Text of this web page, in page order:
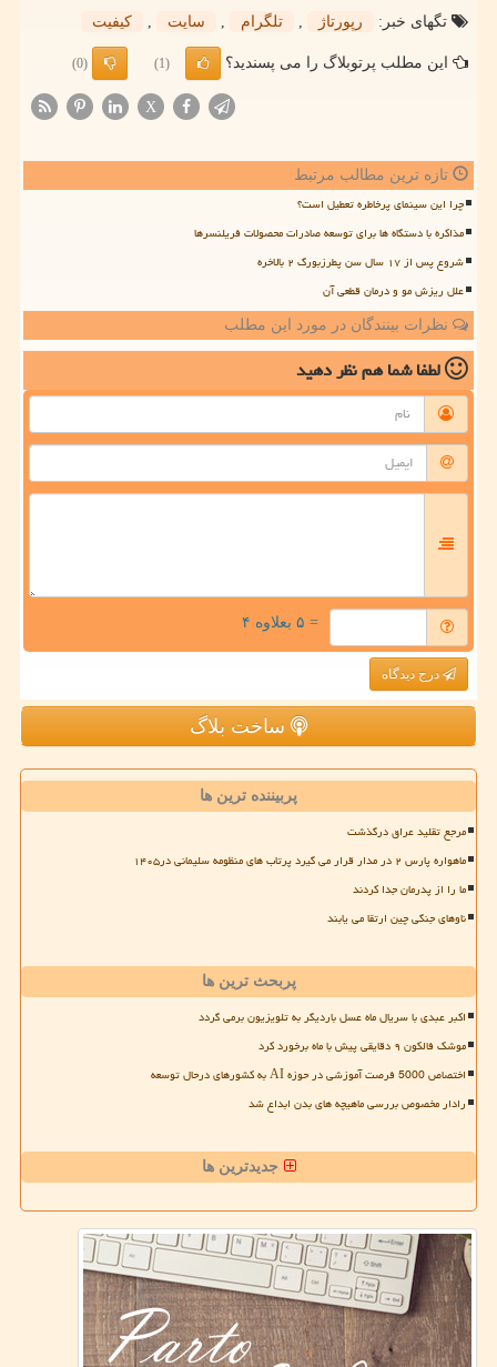
تگهای خبر:
رپورتاژ تلگرام سایت كیفیت
این مطلب پرتوبلاگ را می پسندید؟ (1)
(0)
X
تازه ترین مطالب مرتبط
چرا این سینمای پرخاطره تعطیل است؟
مذاکره با دستگاه ها برای توسعه صادرات محصولات فریلنسرها
شروع پس از ۱۷ سال سن پطرزبورگ ۲ بالاخره
علل ریزش مو و درمان قطعی آن
نظرات بینندگان در مورد این مطلب
لطفا شما همنظر دهید
= ۵ بعلاوه ۴
درج دیدگاه
ساخت بلاگ
پربیننده ترین ها
مرجع تقلید عراق درگذشت
ماهواره پارس ۲ در مدار قرار می گیرد پرتاب های منظومه سلیمانی در۱۴۰۵
ما را از پدرمان جدا کردند
ناوهای جنگی چین ارتقا می یابند
پربحث ترین ها
اکبر عبدی با سریال ماه عسل باردیگر به تلویزیون برمی گردد
موشک فالکون ۹ دقایقی پیش با ماه برخورد کرد
اختصاص 5000 فرصت آموزشی در حوزه AI به کشورهای درحال توسعه
رادار مخصوص بررسی ماهیچه های بدن ابداع شد
جدیدترین ها